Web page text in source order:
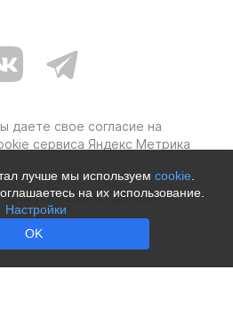
лучше мы используем cookie
на их использование.
Настройки
OK
даете свое согласие на
сервиса Яндекс Метрика
персональных данных
© 2012–2026